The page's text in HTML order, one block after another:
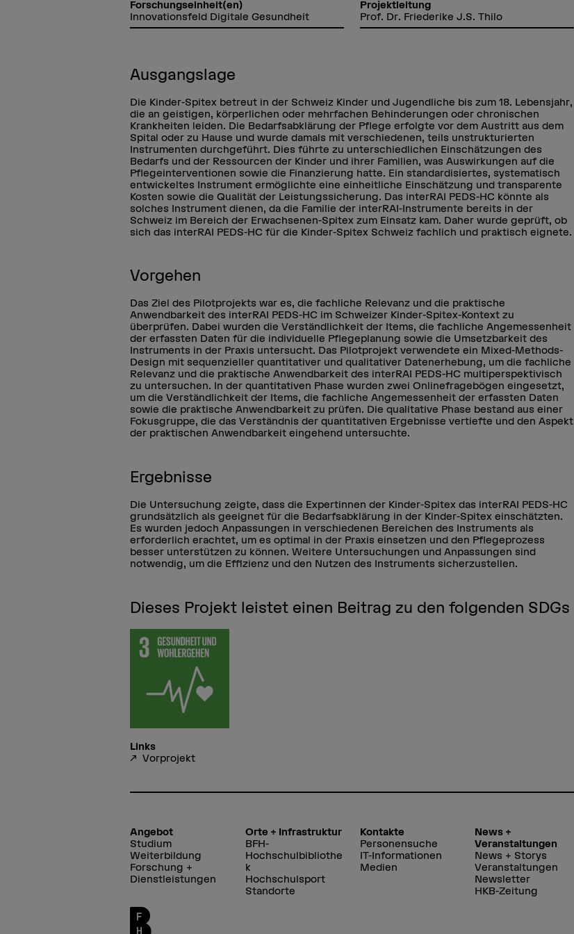
Forschungseinheit(en)
Innovationsfeld Digitale Gesundheit
Projektleitung
Prof. Dr. Friederike J.S. Thilo
Ausgangslage
Die Kinder-Spitex betreut in der Schweiz Kinder und Jugendliche bis zum 18. Lebensjahr,
die an geistigen, körperlichen oder mehrfachen Behinderungen oder chronischen
Krankheiten leiden. Die Bedarfsabklärung der Pflege erfolgte vor dem Austritt aus dem
Spital oder zu Hause und wurde damals mit verschiedenen, teils unstrukturierten
Instrumenten durchgeführt. Dies führte zu unterschiedlichen Einschätzungen des
Bedarfs und der Ressourcen der Kinder und ihrer Familien, was Auswirkungen auf die
Pflegeinterventionen sowie die Finanzierung hatte. Ein standardisiertes, systematisch
entwickeltes Instrument ermöglichte eine einheitliche Einschätzung und transparente
Kosten sowie die Qualität der Leistungssicherung. Das interRAI PEDS-HC könnte als
solches Instrument dienen, da die Familie der interRAI-Instrumente bereits in der
Schweiz im Bereich der Erwachsenen-Spitex zum Einsatz kam. Daher wurde geprüft, ob
sich das interRAI PEDS-HC für die Kinder-Spitex Schweiz fachlich und praktisch eignete.
Vorgehen
Das Ziel des Pilotprojekts war es, die fachliche Relevanz und die praktische
Anwendbarkeit des interRAI PEDS-HC im Schweizer Kinder-Spitex-Kontext zu
überprüfen. Dabei wurden die Verständlichkeit der Items, die fachliche Angemessenheit
der erfassten Daten für die individuelle Pflegeplanung sowie die Umsetzbarkeit des
Instruments in der Praxis untersucht. Das Pilotprojekt verwendete ein Mixed-Methods-
Design mit sequenzieller quantitativer und qualitativer Datenerhebung, um die fachliche
Relevanz und die praktische Anwendbarkeit des interRAI PEDS-HC multiperspektivisch
zu untersuchen. In der quantitativen Phase wurden zwei Onlinefragebögen eingesetzt,
um die Verständlichkeit der Items, die fachliche Angemessenheit der erfassten Daten
sowie die praktische Anwendbarkeit zu prüfen. Die qualitative Phase bestand aus einer
Fokusgruppe, die das Verständnis der quantitativen Ergebnisse vertiefte und den Aspekt
der praktischen Anwendbarkeit eingehend untersuchte.
Ergebnisse
Die Untersuchung zeigte, dass die Expertinnen der Kinder-Spitex das interRAI PEDS-HC
grundsätzlich als geeignet für die Bedarfsabklärung in der Kinder-Spitex einschätzten.
Es wurden jedoch Anpassungen in verschiedenen Bereichen des Instruments als
erforderlich erachtet, um es optimal in der Praxis einsetzen und den Pflegeprozess
besser unterstützen zu können. Weitere Untersuchungen und Anpassungen sind
notwendig, um die Effizienz und den Nutzen des Instruments sicherzustellen.
Dieses Projekt leistet einen Beitrag zu den folgenden SDGs
Links
Vorprojekt
Angebot
Studium
Weiterbildung
Forschung +
Dienstleistungen
Orte + Infrastruktur
BFH-
Hochschulbibliothe
k
Hochschulsport
Standorte
Kontakte
Personensuche
IT-Informationen
Medien
News +
Veranstaltungen
News + Storys
Veranstaltungen
Newsletter
HKB-Zeitung